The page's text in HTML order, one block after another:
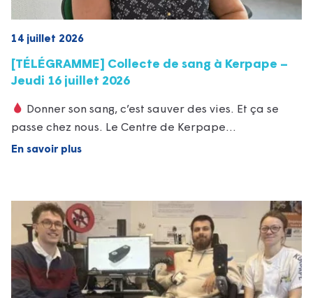
14 juillet 2026
[TÉLÉGRAMME] Collecte de sang à Kerpape –
Jeudi 16 juillet 2026
Donner son sang, c’est sauver des vies. Et ça se
passe chez nous. Le Centre de Kerpape…
En savoir plus